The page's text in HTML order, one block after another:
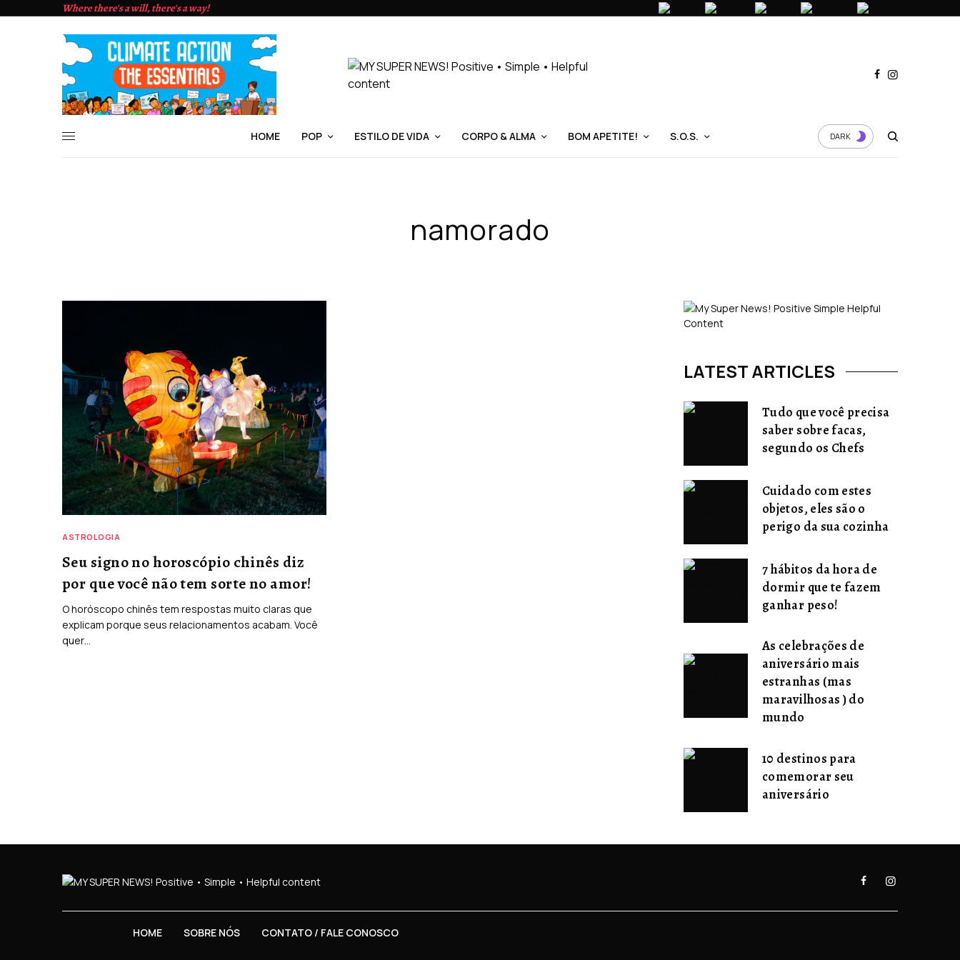
Where there's a will, there's a way!
HOME POP ESTILO DE VIDA CORPO & ALMA BOM APETITE! S.O.S. DARK
namorado
ASTROLOGIA
Seu signo no horoscópio chinês diz
por que você não tem sorte no amor!
O horóscopo chinês tem respostas muito claras que
explicam porque seus relacionamentos acabam. Você
quer…
LATEST ARTICLES
Tudo que você precisa
saber sobre facas,
segundo os Chefs
Cuidado com estes
objetos, eles são o
perigo da sua cozinha
7 hábitos da hora de
dormir que te fazem
ganhar peso!
As celebrações de
aniversário mais
estranhas (mas
maravilhosas ) do
mundo
10 destinos para
comemorar seu
aniversário
HOME SOBRE NÓS CONTATO / FALE CONOSCO